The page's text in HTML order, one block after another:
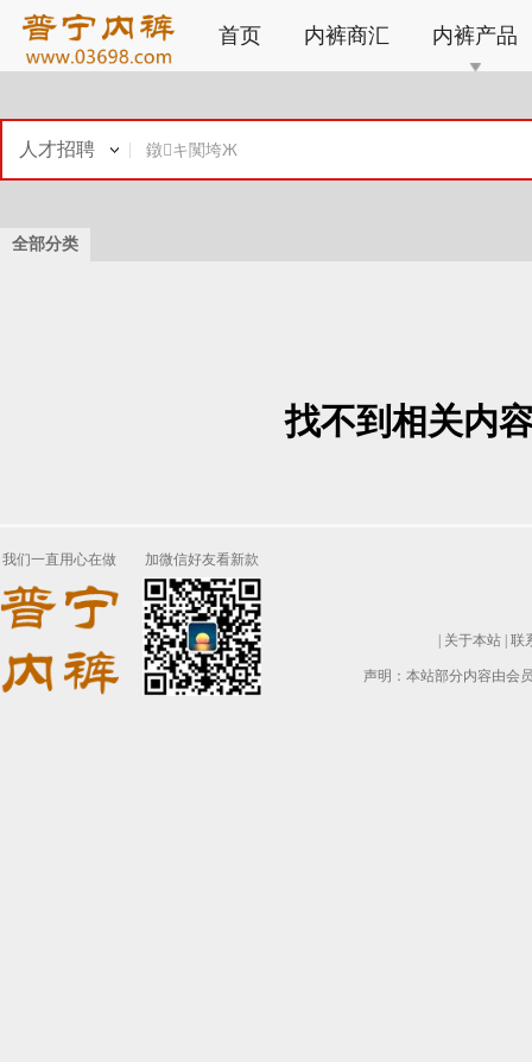
首页 内裤商汇 内裤产品
人才招聘
全部分类
找不到相关内
关于本站 联
声明：本站部分内容由会
我们一直用心在做 加微信好友看新款